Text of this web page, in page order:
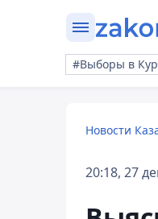
#Выборы в
Новости
20:18, 27